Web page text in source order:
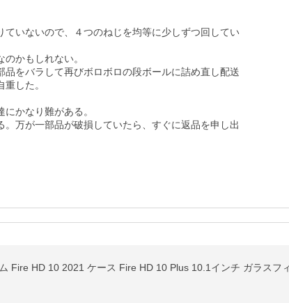
いないので、４つのねじを均等に少しずつ回してい
かもしれない。
をバラして再びボロボロの段ボールに詰め直し配送
した。
かなり難がある。
万が一部品が破損していたら、すぐに返品を申し出
Fire HD 10 2021 ケース Fire HD 10 Plus 10.1インチ ガラスフ